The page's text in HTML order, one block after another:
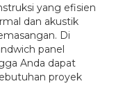
yang efisien
dan akustik
Di
panel
Anda dapat
proyek